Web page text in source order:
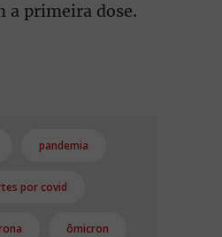
a primeira dose.
pandemia
por covid
ômicron